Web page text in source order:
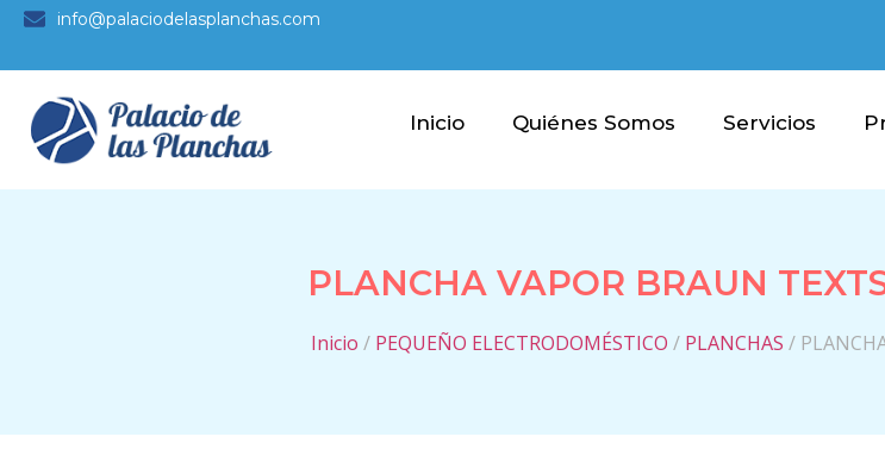
info@palaciodelasplanchas.com
Inicio Quiénes Somos Servicios
PLANCHA VAPOR BRAUN
Inicio / PEQUEÑO ELECTRODOMÉSTICO / PLANCHAS /